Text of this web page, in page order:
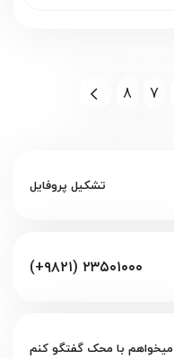
7
8
تشکیل پروفایل
(+۹۸۲۱) ۲۳۵۰۱۰۰۰
میخواهم با محک گفتگو کنم